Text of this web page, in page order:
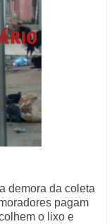
demora da coleta
pagam
o lixo e